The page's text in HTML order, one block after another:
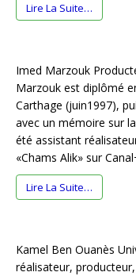
Lire La Suite…
Imed Marzouk
Marzouk est diplômé
Carthage (juin1997),
avec un mémoire sur
été assistant
«Chams Alik» sur
Lire La Suite…
Kamel Ben Ouanès
réalisateur,